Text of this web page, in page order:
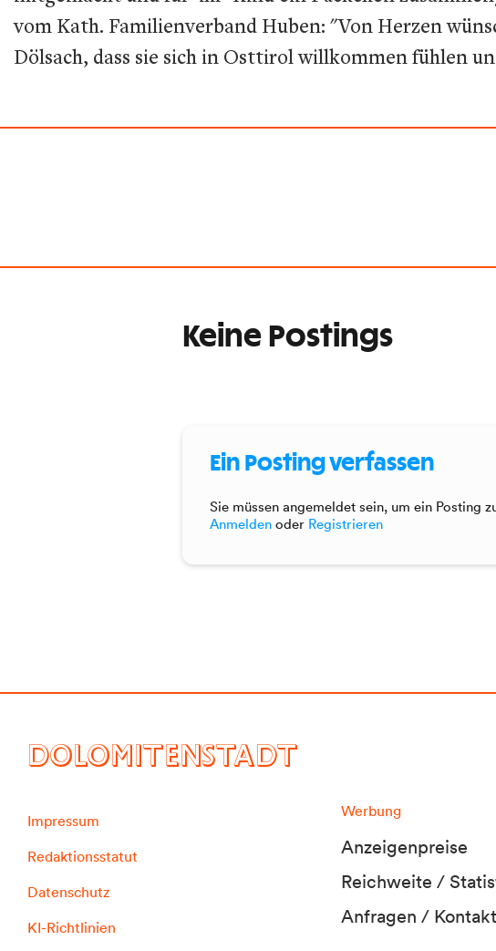
vom Kath. Familienverband Huben: "Von Herzen
Dölsach, dass sie sich in Osttirol willkommen fühlen
Keine Postings
Ein Posting verfassen
Sie müssen angemeldet sein, um ein Posting
Anmelden oder Registrieren
DOLOMITENSTADT
Impressum
Redaktionsstatut
Datenschutz
KI-Richtlinien
Werbung
Anzeigenpreise
Reichweite /
Anfragen / Kontakt